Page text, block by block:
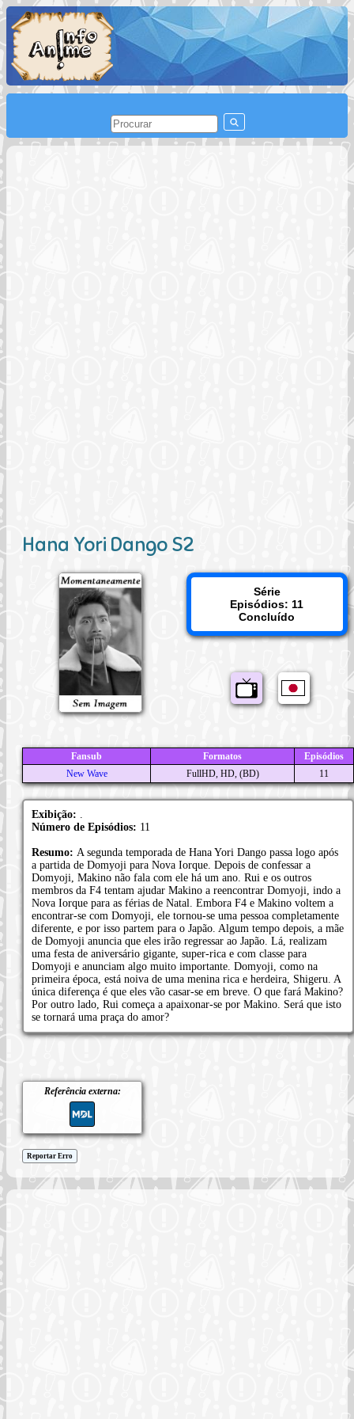
Hana Yori Dango S2
Série
Episódios: 11
Concluído
Fansub Formatos
Episódios
New Wave
FullHD, HD, (BD) 11
Exibição:
Número de Episódios: 11
Resumo: A segunda temporada de Hana Yori Dango passa logo após
a partida de Domyoji para Nova Iorque. Depois de confessar a
Domyoji, Makino não fala com ele há um ano. Rui e os outros
membros da F4 tentam ajudar Makino a reencontrar Domyoji, indo a
Nova Iorque para as férias de Natal. Embora F4 e Makino voltem a
encontrar-se com Domyoji, ele tornou-se uma pessoa completamente
diferente, e por isso partem para o Japão. Algum tempo depois, a mãe
de Domyoji anuncia que eles irão regressar ao Japão. Lá, realizam
uma festa de aniversário gigante, super-rica e com classe para
Domyoji e anunciam algo muito importante. Domyoji, como na
primeira época, está noiva de uma menina rica e herdeira, Shigeru. A
única diferença é que eles vão casar-se em breve. O que fará Makino?
Por outro lado, Rui começa a apaixonar-se por Makino. Será que isto
se tornará uma praça do amor?
Referência externa:
Reportar Erro